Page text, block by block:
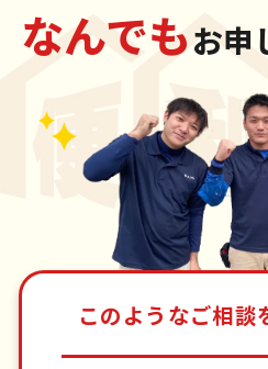
なんでもお申
このようなご相談